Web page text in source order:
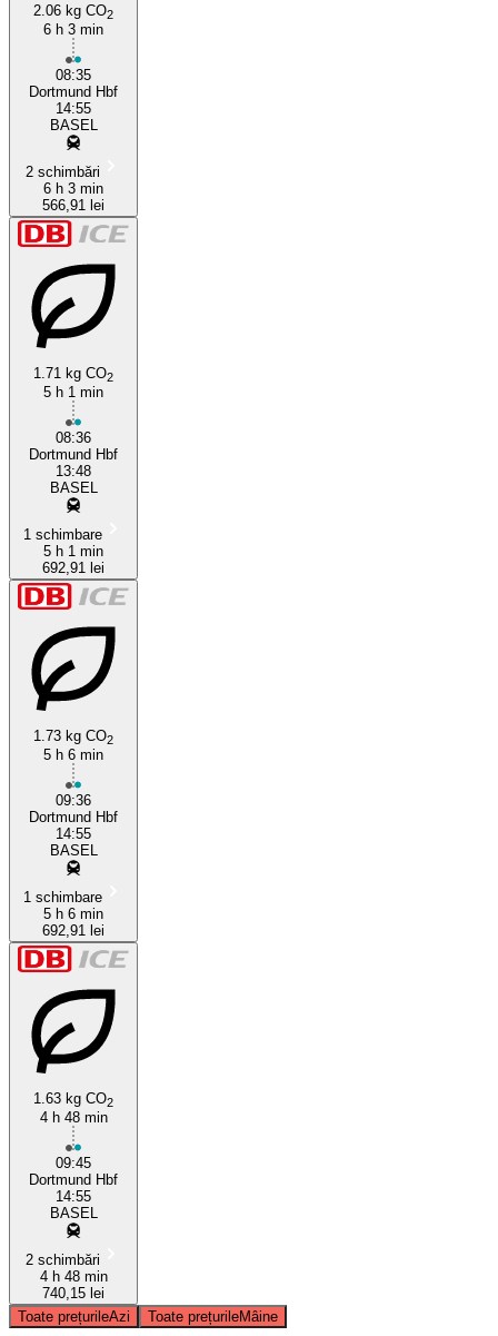
2.06 kg CO2
6 h 3 min
08:35
Dortmund Hbf
14:55
BASEL
2 schimbări
6 h 3 min
566,91 lei
1.71 kg CO2
5 h 1 min
08:36
Dortmund Hbf
13:48
BASEL
1 schimbare
5 h 1 min
692,91 lei
1.73 kg CO2
5 h 6 min
09:36
Dortmund Hbf
14:55
BASEL
1 schimbare
5 h 6 min
692,91 lei
1.63 kg CO2
4 h 48 min
09:45
Dortmund Hbf
14:55
BASEL
2 schimbări
4 h 48 min
740,15 lei
Toate prețurileAzi Toate prețurileMâine